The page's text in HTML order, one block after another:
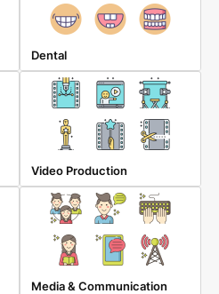
Dental
Video Production
Media & Communication